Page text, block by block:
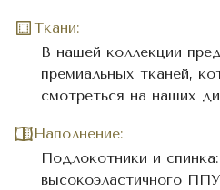
Ткани:
В нашей коллекции
премиальных тканей,
смотреться на наших
Наполнение:
Подлокотники и
высокоэластичного